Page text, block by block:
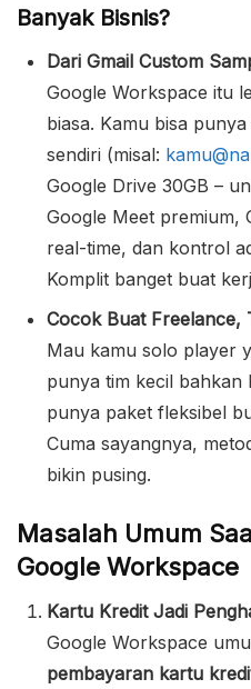
Banyak Bisnis?
Dari Gmail Custom
Google Workspace itu
biasa. Kamu bisa
sendiri (misal:
Google Drive 30GB –
Google Meet premium,
real-time, dan kontrol
Komplit banget buat
Cocok Buat Freelance,
Mau kamu solo player
punya tim kecil bahkan
punya paket fleksibel
Cuma sayangnya,
bikin pusing.
Masalah Umum
Google Workspace
Kartu Kredit Jadi
Google Workspace
pembayaran kartu